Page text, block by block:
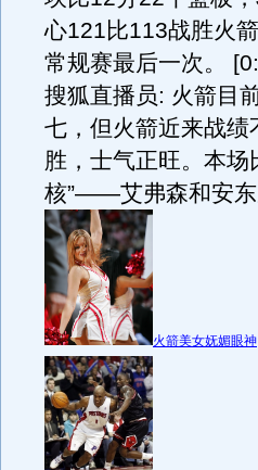
心121比113战胜火
常规赛最后一次。
搜狐直播员: 火箭目
七，但火箭近来战
胜，士气正旺。本场
核”——艾弗森和安东
火箭美女妩媚眼神